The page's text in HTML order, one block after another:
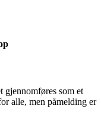
gjennomføres som et
alle, men påmelding er